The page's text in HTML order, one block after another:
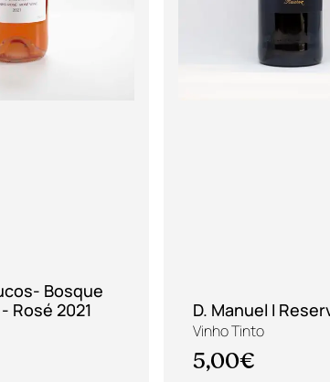
Bosque
Rosé 2021
D. Manuel I
Vinho Tinto
5,00€